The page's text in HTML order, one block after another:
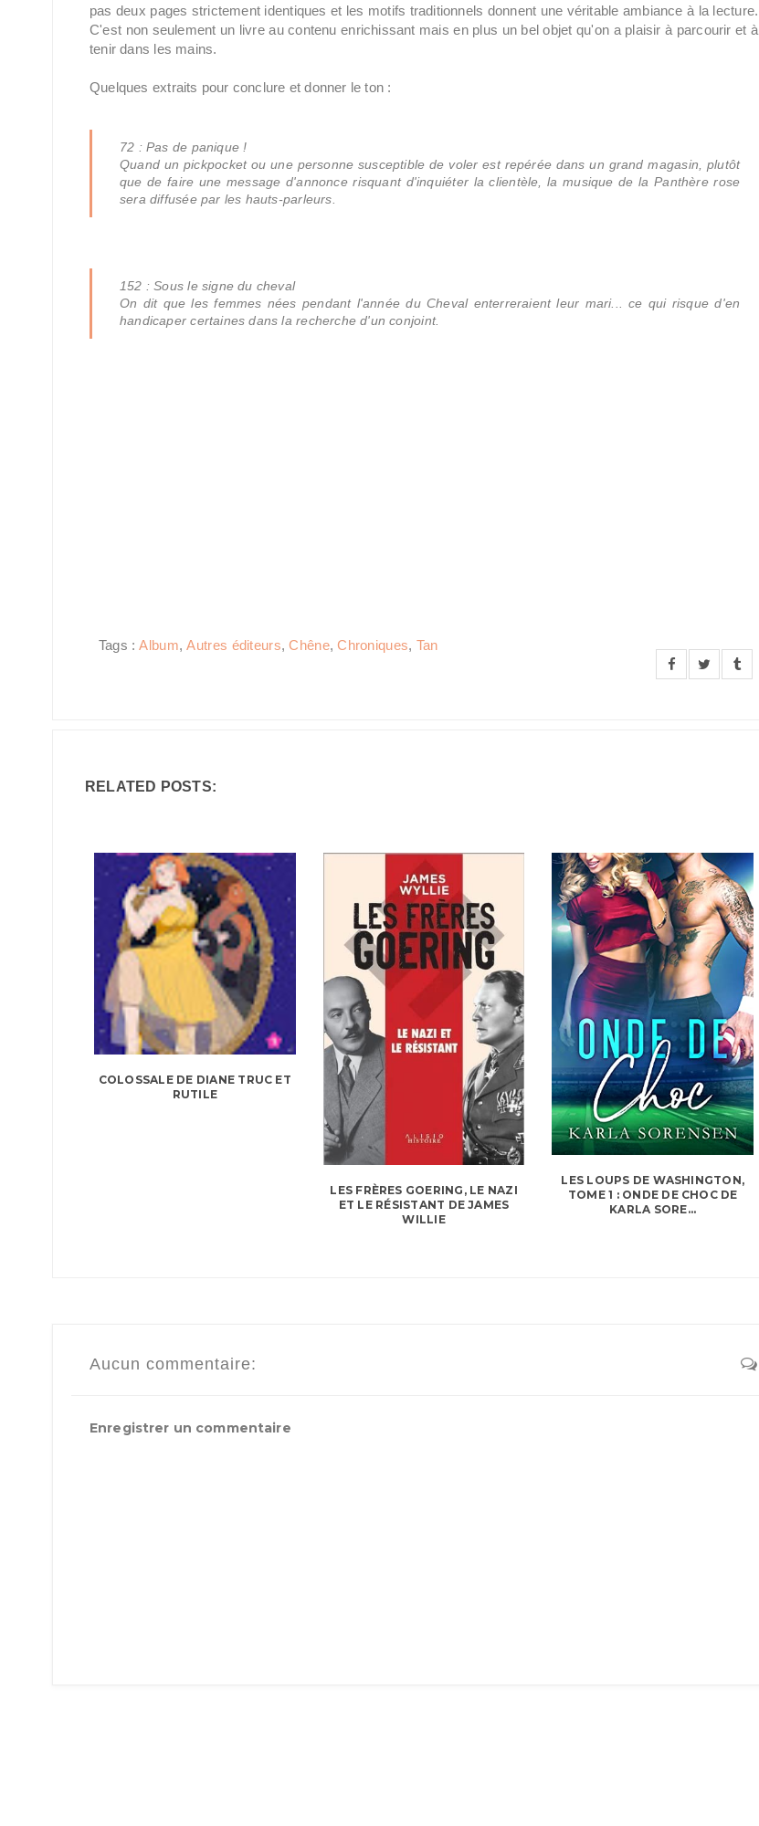
pas deux pages strictement identiques et les motifs traditionnels donnent une véritable ambiance à la lecture.
C'est non seulement un livre au contenu enrichissant mais en plus un bel objet qu'on a plaisir à parcourir et à
tenir dans les mains.
Quelques extraits pour conclure et donner le ton :
72 : Pas de panique !
Quand un pickpocket ou une personne susceptible de voler est repérée dans un grand magasin, plutôt
que de faire une message d'annonce risquant d'inquiéter la clientèle, la musique de la Panthère rose
sera diffusée par les hauts-parleurs.
152 : Sous le signe du cheval
On dit que les femmes nées pendant l'année du Cheval enterreraient leur mari... ce qui risque d'en
handicaper certaines dans la recherche d'un conjoint.
Tags :Album,Autres éditeurs,Chêne,Chroniques, Tan
RELATED POSTS:
COLOSSALE DE DIANE TRUC ET
RUTILE
LES FRÈRES GOERING, LE NAZI
ET LE RÉSISTANT DE JAMES
WILLIE
LES LOUPS DE WASHINGTON,
TOME 1 : ONDE DE CHOC DE
KARLA SORE...
Aucun commentaire:
Enregistrer un commentaire